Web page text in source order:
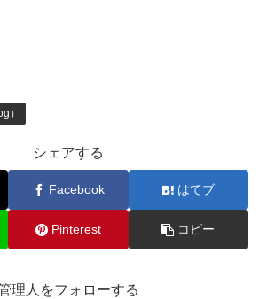
）
シェアする
Facebook はてブ
Pinterest コピー
理人をフォローする